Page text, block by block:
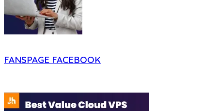
FANSPAGE FACEBOOK